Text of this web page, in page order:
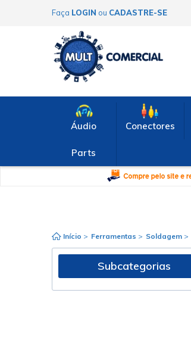
Faça LOGIN ou CADASTRE-SE
Áudio
Parts
Conectores
Início > Ferramentas > Soldagem >
Subcategorias